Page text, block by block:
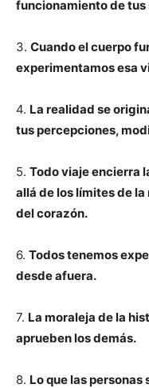
funcionamiento de
3. Cuando el cuerpo
experimentamos esa
4. La realidad se
tus percepciones,
5. Todo viaje encierra
allá de los límites de
del corazón.
6. Todos tenemos
desde afuera.
7. La moraleja de la
aprueben los demás.
8. Lo que las